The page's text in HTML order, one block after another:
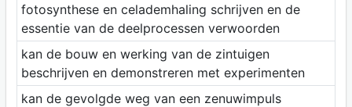
fotosynthese en celademhaling schrijven en de
essentie van de deelprocessen verwoorden
kan de bouw en werking van de zintuigen
beschrijven en demonstreren met experimenten
kan de gevolgde weg van een zenuwimpuls